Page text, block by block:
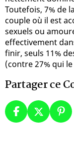
Toutefois, 7% de
couple où il est
sexuels ou
effectivement
finir, seuls 11%
(contre 27% qui
Partager ce